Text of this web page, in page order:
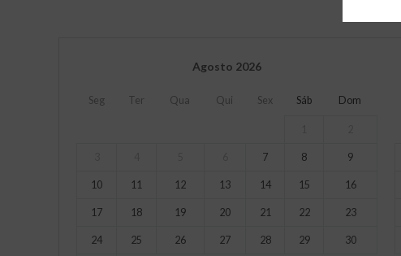
Agosto 2026
Seg Ter Qua Qui Sex Sáb Dom
7 8 9
10 11 12 13 14 15 16
17 18 19 20 21 22 23
24 25 26 27 28 29 30